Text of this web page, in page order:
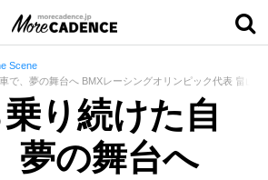
Scene
で、夢の舞台へ BMXレーシングオリンピック代表 畠山
り続けた自
夢の舞台へ